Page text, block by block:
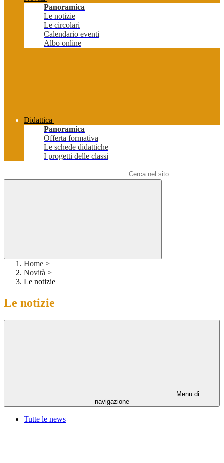
Panoramica
Le notizie
Le circolari
Calendario eventi
Albo online
Didattica
Panoramica
Offerta formativa
Le schede didattiche
I progetti delle classi
Home >
Novità >
Le notizie
Le notizie
Menu di
navigazione
Tutte le news